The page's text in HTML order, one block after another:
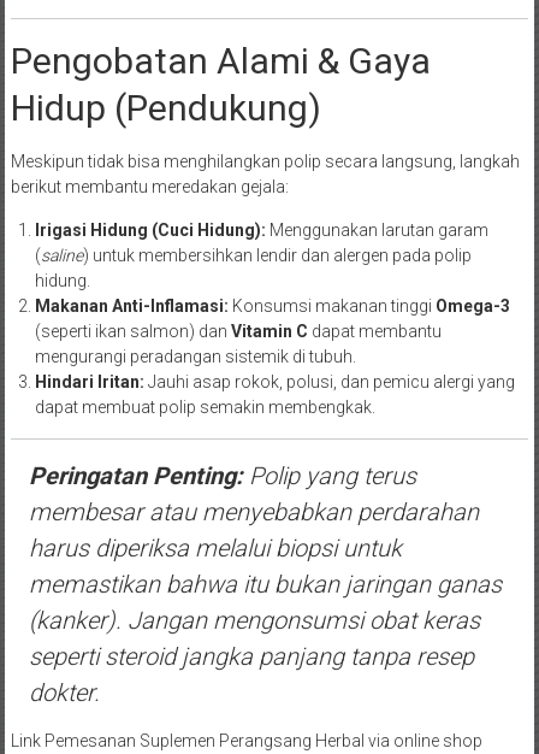
Pengobatan Alami & Gaya
Hidup (Pendukung)
Meskipun tidak bisa menghilangkan polip secara langsung, langkah
berikut membantu meredakan gejala:
Irigasi Hidung (Cuci Hidung): Menggunakan larutan garam
(saline) untuk membersihkan lendir dan alergen pada polip
hidung.
Makanan Anti-Inflamasi: Konsumsi makanan tinggi Omega-3
(seperti ikan salmon) dan Vitamin C dapat membantu
mengurangi peradangan sistemik di tubuh.
Hindari Iritan: Jauhi asap rokok, polusi, dan pemicu alergi yang
dapat membuat polip semakin membengkak.
Peringatan Penting:Polip yang terus
membesar atau menyebabkan perdarahan
harus diperiksa melalui biopsi untuk
memastikan bahwa itu bukan jaringan ganas
(kanker). Jangan mengonsumsi obat keras
seperti steroid jangka panjang tanpa resep
dokter.
Link Pemesanan Suplemen Perangsang Herbal via online shop